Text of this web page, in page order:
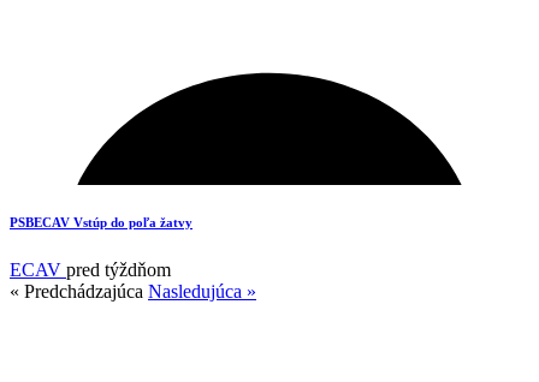
17
PSBECAV Vstúp do poľa žatvy
ECAV pred týždňom
« Predchádzajúca Nasledujúca »